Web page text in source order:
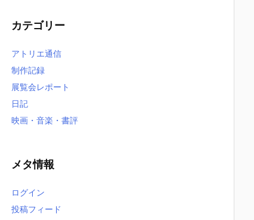
ブ
カテゴリー
アトリエ通信
制作記録
展覧会レポート
日記
映画・音楽・書評
メタ情報
ログイン
投稿フィード